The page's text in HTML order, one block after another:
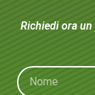
Richiedi ora